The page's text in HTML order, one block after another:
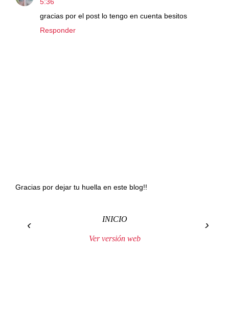
gracias por el post lo tengo en cuenta besitos
Responder
Gracias por dejar tu huella en este blog!!
‹ ›
INICIO
Ver versión web